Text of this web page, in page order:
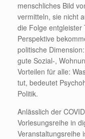
menschliches Bild
vermitteln, sie nicht
die Folge entgleister
Perspektive
politische
gute Sozial-,
Vorteilen für alle:
tut, bedeutet
Politik.
Anlässlich der
Vorlesungsreihe in
Veranstaltungsreihe